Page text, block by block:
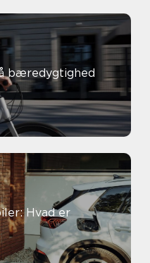
bæredygtighed
Hvad er